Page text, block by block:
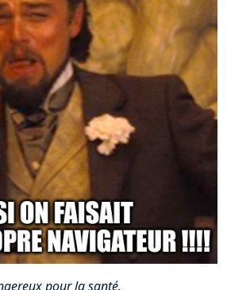
pour la santé.